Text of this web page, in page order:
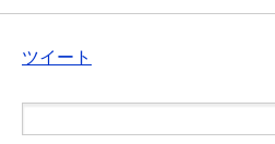
ツイート